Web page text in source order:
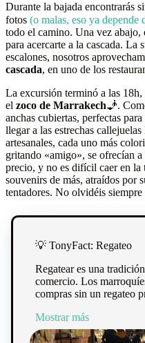
Durante la bajada encontrarás
fotos (o malas, eso ya
todo el camino. Una vez abajo,
para acercarte a la cascada. La
escalones, nosotros
cascada, en uno de los
La excursión terminó a las
el zoco de Marrakech🧞.
anchas cubiertas, perfectas
llegar a las estrechas
artesanales, cada uno más
gritando «amigo», se ofrecían
precio, y no es difícil caer en la
souvenirs de más, atraídos por
tentadores. No olvidéis siempre
💡 TonyFact: Regateo
Regatear es una
comercio. Los
compras sin un regateo
Mostrar más